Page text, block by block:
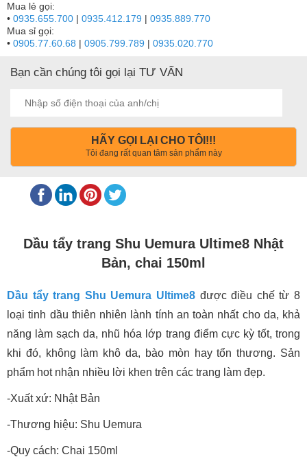
Mua lẻ gọi:
• 0935.655.700 | 0935.412.179 | 0935.889.770
Mua sỉ gọi:
• 0905.77.60.68 | 0905.799.789 | 0935.020.770
Bạn cần chúng tôi gọi lại TƯ VẤN
HÃY GỌI LẠI CHO TÔI!!!
Tôi đang rất quan tâm sản phẩm này
Dầu tẩy trang Shu Uemura Ultime8 Nhật
Bản, chai 150ml
Dầu tẩy trang Shu Uemura Ultime8 được điều chế từ 8
loại tinh dầu thiên nhiên lành tính an toàn nhất cho da, khả
năng làm sạch da, nhũ hóa lớp trang điểm cực kỳ tốt, trong
khi đó, không làm khô da, bào mòn hay tổn thương. Sản
phẩm hot nhận nhiều lời khen trên các trang làm đẹp.
-Xuất xứ: Nhật Bản
-Thương hiệu: Shu Uemura
-Quy cách: Chai 150ml